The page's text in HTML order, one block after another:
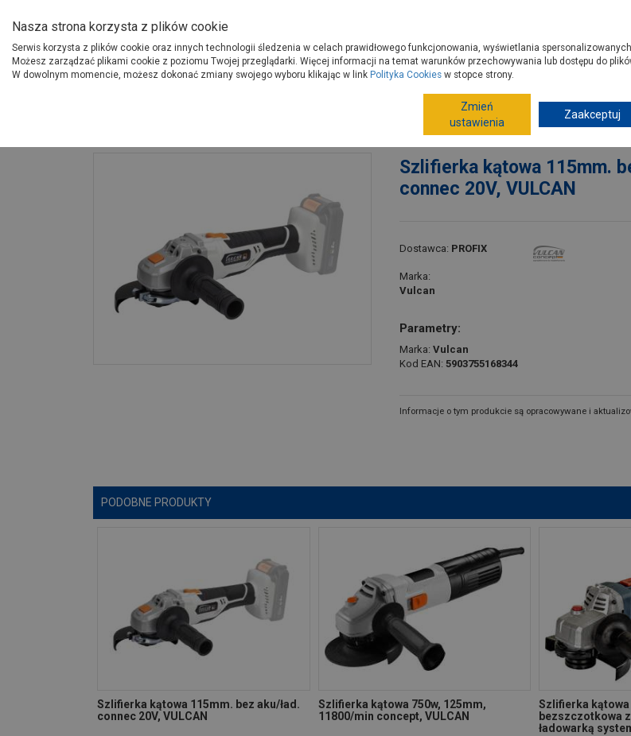
Produkty
O Grupie PSB
Gdzie kupisz Porady
Elektronarzędzia, osprzęt Szlifierki
Szlifierka kątowa 115mm. bez aku/ład. connec 20V, VULCAN
Szlifierka kątowa 115mm.
connec 20V, VULCAN
Dostawca: PROFIX
Marka:
Vulcan
Parametry:
Marka: Vulcan
Kod EAN: 5903755168344
Informacje o tym produkcie są opracowywane i
PODOBNE PRODUKTY
Szlifierka kątowa 115mm. bez aku/ład.
connec 20V, VULCAN
Szlifierka kątowa 750w, 125mm,
11800/min concept, VULCAN
Szlifierka kątowa
bezszczotkowa
ładowarką
Nasza strona korzysta z plików cookie
Serwis korzysta z plików cookie oraz innych technologii śledzenia w celach prawidłowego funkcjonowania, wyświetlania
Możesz zarządzać plikami cookie z poziomu Twojej przeglądarki. Więcej informacji na temat warunków przechowywania lub dostępu do
W dowolnym momencie, możesz dokonać zmiany swojego wyboru klikając w link Polityka Cookies w stopce strony.
Zmień
ustawienia
Zaakceptuj